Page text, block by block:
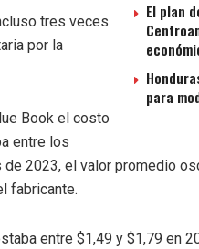
El plan
para
tres veces
por la
Book el costo
entre los
2023, el valor promedio
fabricante.
entre $1,49 y $1,79 en